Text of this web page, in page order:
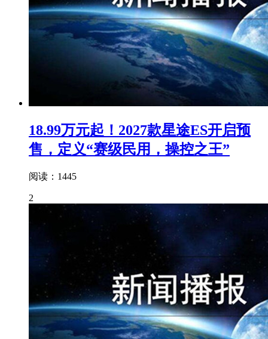
18.99万元起！2027款星途ES开启预
售，定义“赛级民用，操控之王”
阅读：1445
2